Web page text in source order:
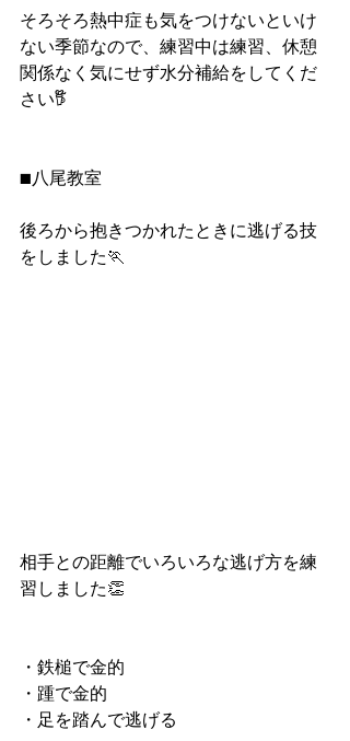
そろそろ熱中症も気をつけないといけ
ない季節なので、練習中は練習、休憩
関係なく気にせず水分補給をしてくだ
さい𖠚໊
■八尾教室
後ろから抱きつかれたときに逃げる技
をしました🏃
相手との距離でいろいろな逃げ方を練
習しました👏
・鉄槌で金的
・踵で金的
・足を踏んで逃げる